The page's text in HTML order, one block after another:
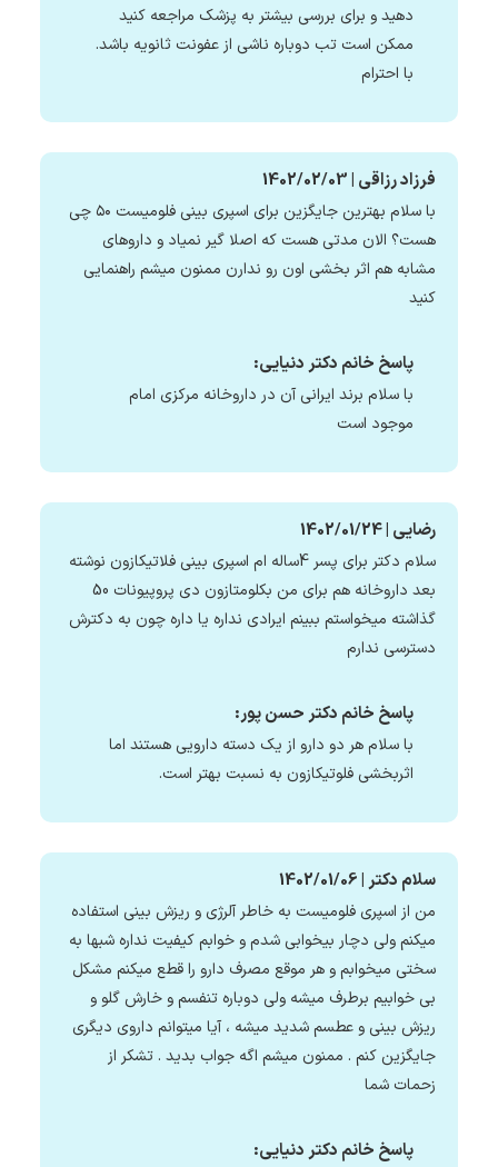
دهید و برای بررسی بیشتر به پزشک مراجعه کنید
ممکن است تب دوباره ناشی از عفونت ثانویه باشد.
با احترام
فرزاد رزاقی | 1402/02/03
با سلام بهترین جایگزین برای اسپری بینی فلومیست ۵۰ چی
هست؟ الان مدتی هست که اصلا گیر نمیاد و داروهای
مشابه هم اثر بخشی اون رو ندارن ممنون میشم راهنمایی
کنید
پاسخ خانم دکتر دنیایی:
با سلام برند ایرانی آن در داروخانه مرکزی امام
موجود است
رضایی | 1402/01/24
سلام دکتر برای پسر 4ساله ام اسپری بینی فلاتیکازون نوشته
بعد داروخانه هم برای من بکلومتازون دی پروپیونات 50
گذاشته میخواستم ببینم ایرادی نداره یا داره چون به دکترش
دسترسی ندارم
پاسخ خانم دکتر حسن پور:
با سلام هر دو دارو از یک دسته دارویی هستند اما
اثربخشی فلوتیکازون به نسبت بهتر است.
سلام دکتر | 1402/01/06
من از اسپری فلومیست به خاطر آلرژی و ریزش بینی استفاده
میکنم ولی دچار بیخوابی شدم و خوابم کیفیت نداره شبها به
سختی میخوابم و هر موقع مصرف دارو را قطع میکنم مشکل
بی خوابیم برطرف میشه ولی دوباره تنفسم و خارش گلو و
ریزش بینی و عطسم شدید میشه ، آیا میتوانم داروی دیگری
جایگزین کنم . ممنون میشم اگه جواب بدید . تشکر از
زحمات شما
پاسخ خانم دکتر دنیایی: